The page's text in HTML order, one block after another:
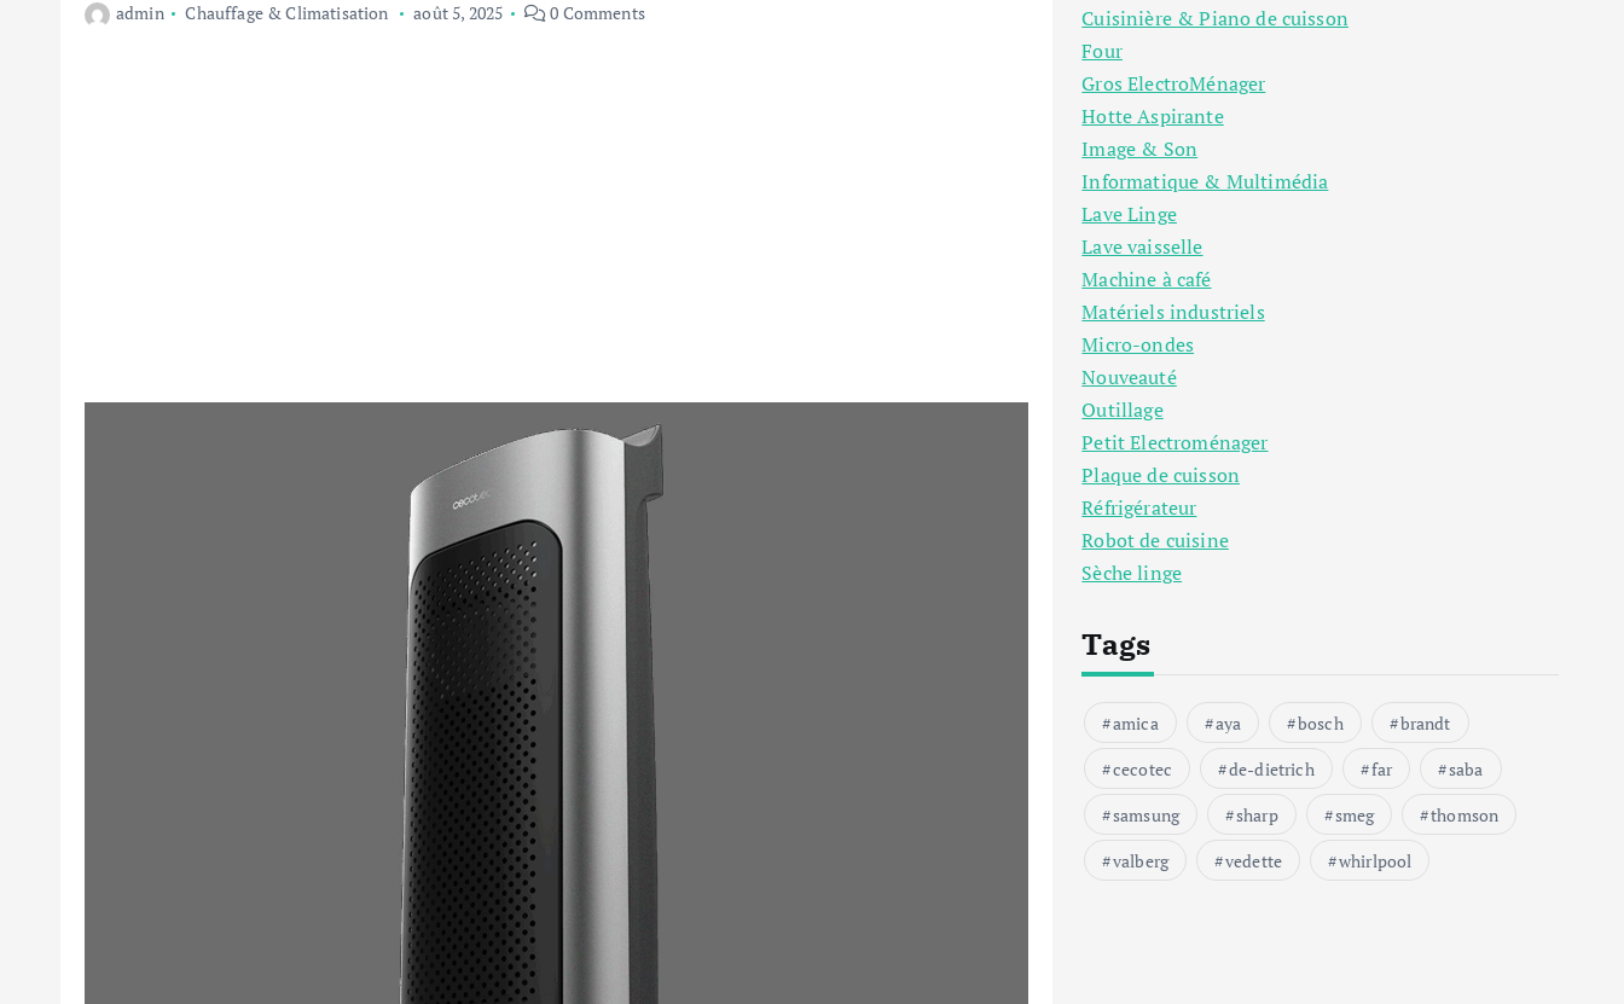
admin Chauffage & Climatisation août 5, 2025 0 Comments
Cuisinière & Piano de cuisson
Four
Gros ElectroMénager
Hotte Aspirante
Image & Son
Informatique & Multimédia
Lave Linge
Lave vaisselle
Machine à café
Matériels industriels
Micro-ondes
Nouveauté
Outillage
Petit Electroménager
Plaque de cuisson
Réfrigérateur
Robot de cuisine
Sèche linge
Tags
amica aya bosch
brandt
cecotec
de-dietrich far
saba
samsung
sharp smeg
thomson
valberg
vedette whirlpool